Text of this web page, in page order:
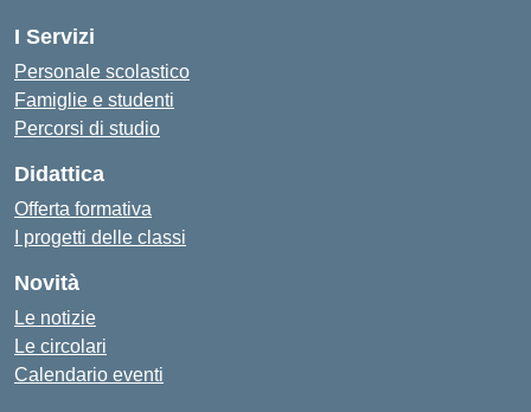
I Servizi
Personale scolastico
Famiglie e studenti
Percorsi di studio
Didattica
Offerta formativa
I progetti delle classi
Novità
Le notizie
Le circolari
Calendario eventi